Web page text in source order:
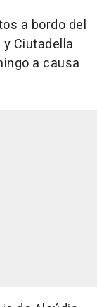
a bordo del
Ciutadella
a causa